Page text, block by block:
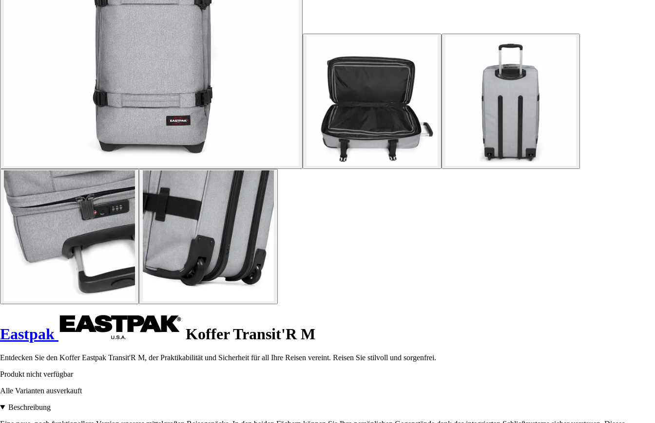
Eastpak Koffer Transit'R M
Entdecken Sie den Koffer Eastpak Transit'R M, der Praktikabilität und Sicherheit für all Ihre Reisen vereint. Reisen Sie stilvoll und sorgenfrei.
Produkt nicht verfügbar
Alle Varianten ausverkauft
Beschreibung